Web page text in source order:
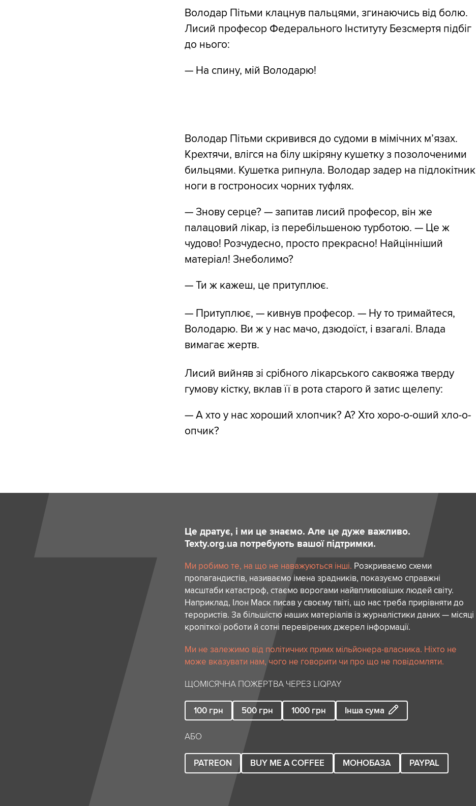
Володар Пітьми клацнув пальцями, згинаючись від болю.
Лисий професор Федерального Інституту Безсмертя підбіг
до нього:
— На спину, мій Володарю!
Володар Пітьми скривився до судоми в мімічних м’язах.
Крехтячи, влігся на білу шкіряну кушетку з позолоченими
бильцями. Кушетка рипнула. Володар задер на підлокітник
ноги в гостроносих чорних туфлях.
— Знову серце? — запитав лисий професор, він же
палацовий лікар, із перебільшеною турботою. — Це ж
чудово! Розчудесно, просто прекрасно! Найцінніший
матеріал! Знеболимо?
— Ти ж кажеш, це притуплює.
— Притуплює, — кивнув професор. — Ну то тримайтеся,
Володарю. Ви ж у нас мачо, дзюдоїст, і взагалі. Влада
вимагає жертв.
Лисий вийняв зі срібного лікарського саквояжа тверду
гумову кістку, вклав її в рота старого й затис щелепу:
— А хто у нас хороший хлопчик? А? Хто хоро-о-оший хло-о-
опчик?
Це дратує, і ми це знаємо. Але це дуже важливо.
Texty.org.ua потребують вашої підтримки.
Ми робимо те, на що не наважуються інші. Розкриваємо схеми
пропагандистів, називаємо імена зрадників, показуємо справжні
масштаби катастроф, стаємо ворогами найвпливовіших людей світу.
Наприклад, Ілон Маск писав у своєму твіті, що нас треба прирівняти до
терористів. За більшістю наших матеріалів із журналістики даних — місяці
кропіткої роботи й сотні перевірених джерел інформації.
Ми не залежимо від політичних примх мільйонера-власника. Ніхто не
може вказувати нам, чого не говорити чи про що не повідомляти.
ЩОМІСЯЧНА ПОЖЕРТВА ЧЕРЕЗ LIQPAY
100 грн 500 грн 1000 грн Інша сума
АБО
PATREON BUY ME A COFFEE МОНОБАЗА PAYPAL